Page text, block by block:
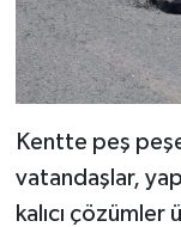
Kentte peş
vatandaşlar,
kalıcı çözümler